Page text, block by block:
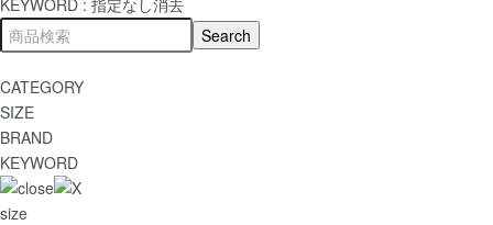
CATEGORY
SIZE
BRAND
KEYWORD
size